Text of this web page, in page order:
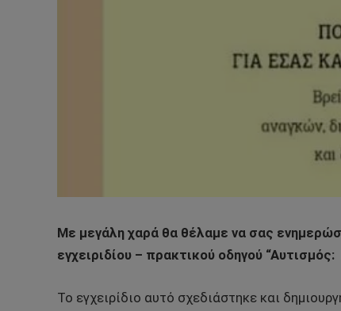
Με μεγάλη χαρά θα θέλαμε να σας
εγχειριδίου – πρακτικού οδηγού
Το εγχειρίδιο αυτό σχεδιάστηκε και